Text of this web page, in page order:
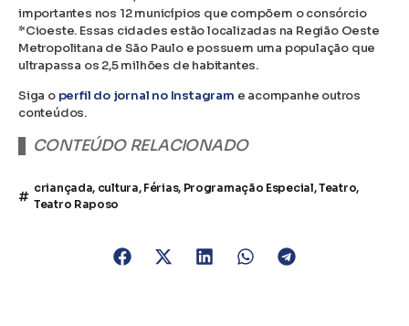
importantes nos 12 municípios que compõem o consórcio
*Cioeste. Essas cidades estão localizadas na Região Oeste
Metropolitana de São Paulo e possuem uma população que
ultrapassa os 2,5 milhões de habitantes.
Siga o perfil do jornal no Instagram e acompanhe outros
conteúdos.
CONTEÚDO RELACIONADO
criançada, cultura, Férias, Programação Especial,Teatro,
Teatro Raposo